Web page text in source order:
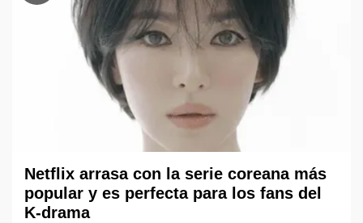
Netflix arrasa con la serie coreana más
popular y es perfecta para los fans del
K-drama